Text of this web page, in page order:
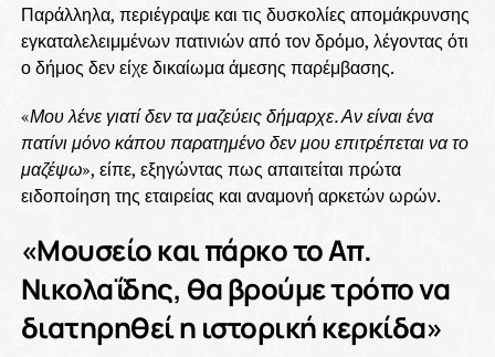
Παράλληλα, περιέγραψε και τις δυσκολίες απομάκρυνσης
εγκαταλελειμμένων πατινιών από τον δρόμο, λέγοντας ότι
ο δήμος δεν είχε δικαίωμα άμεσης παρέμβασης.
«Μου λένε γιατί δεν τα μαζεύεις δήμαρχε. Αν είναι ένα
πατίνι μόνο κάπου παρατημένο δεν μου επιτρέπεται να το
μαζέψω», είπε, εξηγώντας πως απαιτείται πρώτα
ειδοποίηση της εταιρείας και αναμονή αρκετών ωρών.
«Μουσείο και πάρκο το Απ.
Νικολαΐδης, θα βρούμε τρόπο να
διατηρηθεί η ιστορική κερκίδα»